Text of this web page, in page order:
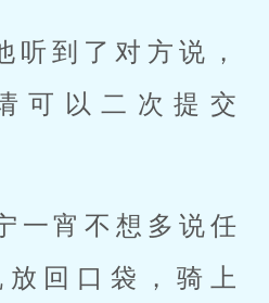
听到了对方说，
可以二次提交
一宵不想多说任
回口袋，骑上